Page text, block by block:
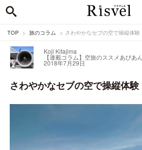
TOP 旅のコラム さわやかなセブの空で操縦体験
Koji Kitajima
【連載コラム】空旅のススメあびあ
2018年7月29日
さわやかなセブの空で操縦体験